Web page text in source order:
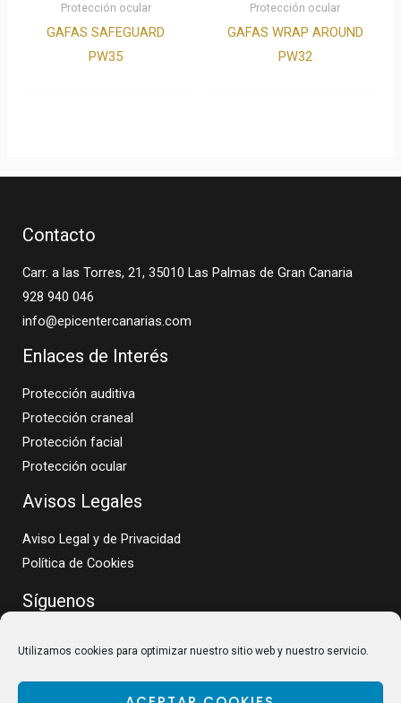
Utilizamos cookies para optimizar nuestro sitio web y nuestro servicio.
Protección ocular
GAFAS SAFEGUARD
PW35
Protección ocular
GAFAS WRAP AROUND
PW32
Contacto
Carr. a las Torres, 21, 35010 Las Palmas de Gran Canaria
928 940 046
info@epicentercanarias.com
Enlaces de Interés
Protección auditiva
Protección craneal
Protección facial
Protección ocular
Avisos Legales
Aviso Legal y de Privacidad
Política de Cookies
Síguenos